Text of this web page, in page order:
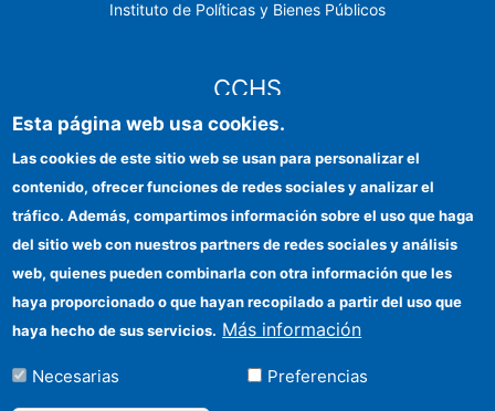
Instituto de Políticas y Bienes Públicos
CCHS
Identidad institucional
Ayudas FEDER
Organismos financiadores
Contacto
Esta página web usa cookies.
Las cookies de este sitio web se usan para personalizar el
contenido, ofrecer funciones de redes sociales y analizar el
tráfico. Además, compartimos información sobre el uso que haga
del sitio web con nuestros partners de redes sociales y análisis
web, quienes pueden combinarla con otra información que les
haya proporcionado o que hayan recopilado a partir del uso que
haya hecho de sus servicios. Más información
Necesarias Preferencias